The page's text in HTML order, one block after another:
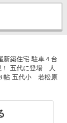
築住宅 駐車４台
！ 五代に登場 人
帖 五代小 若松原